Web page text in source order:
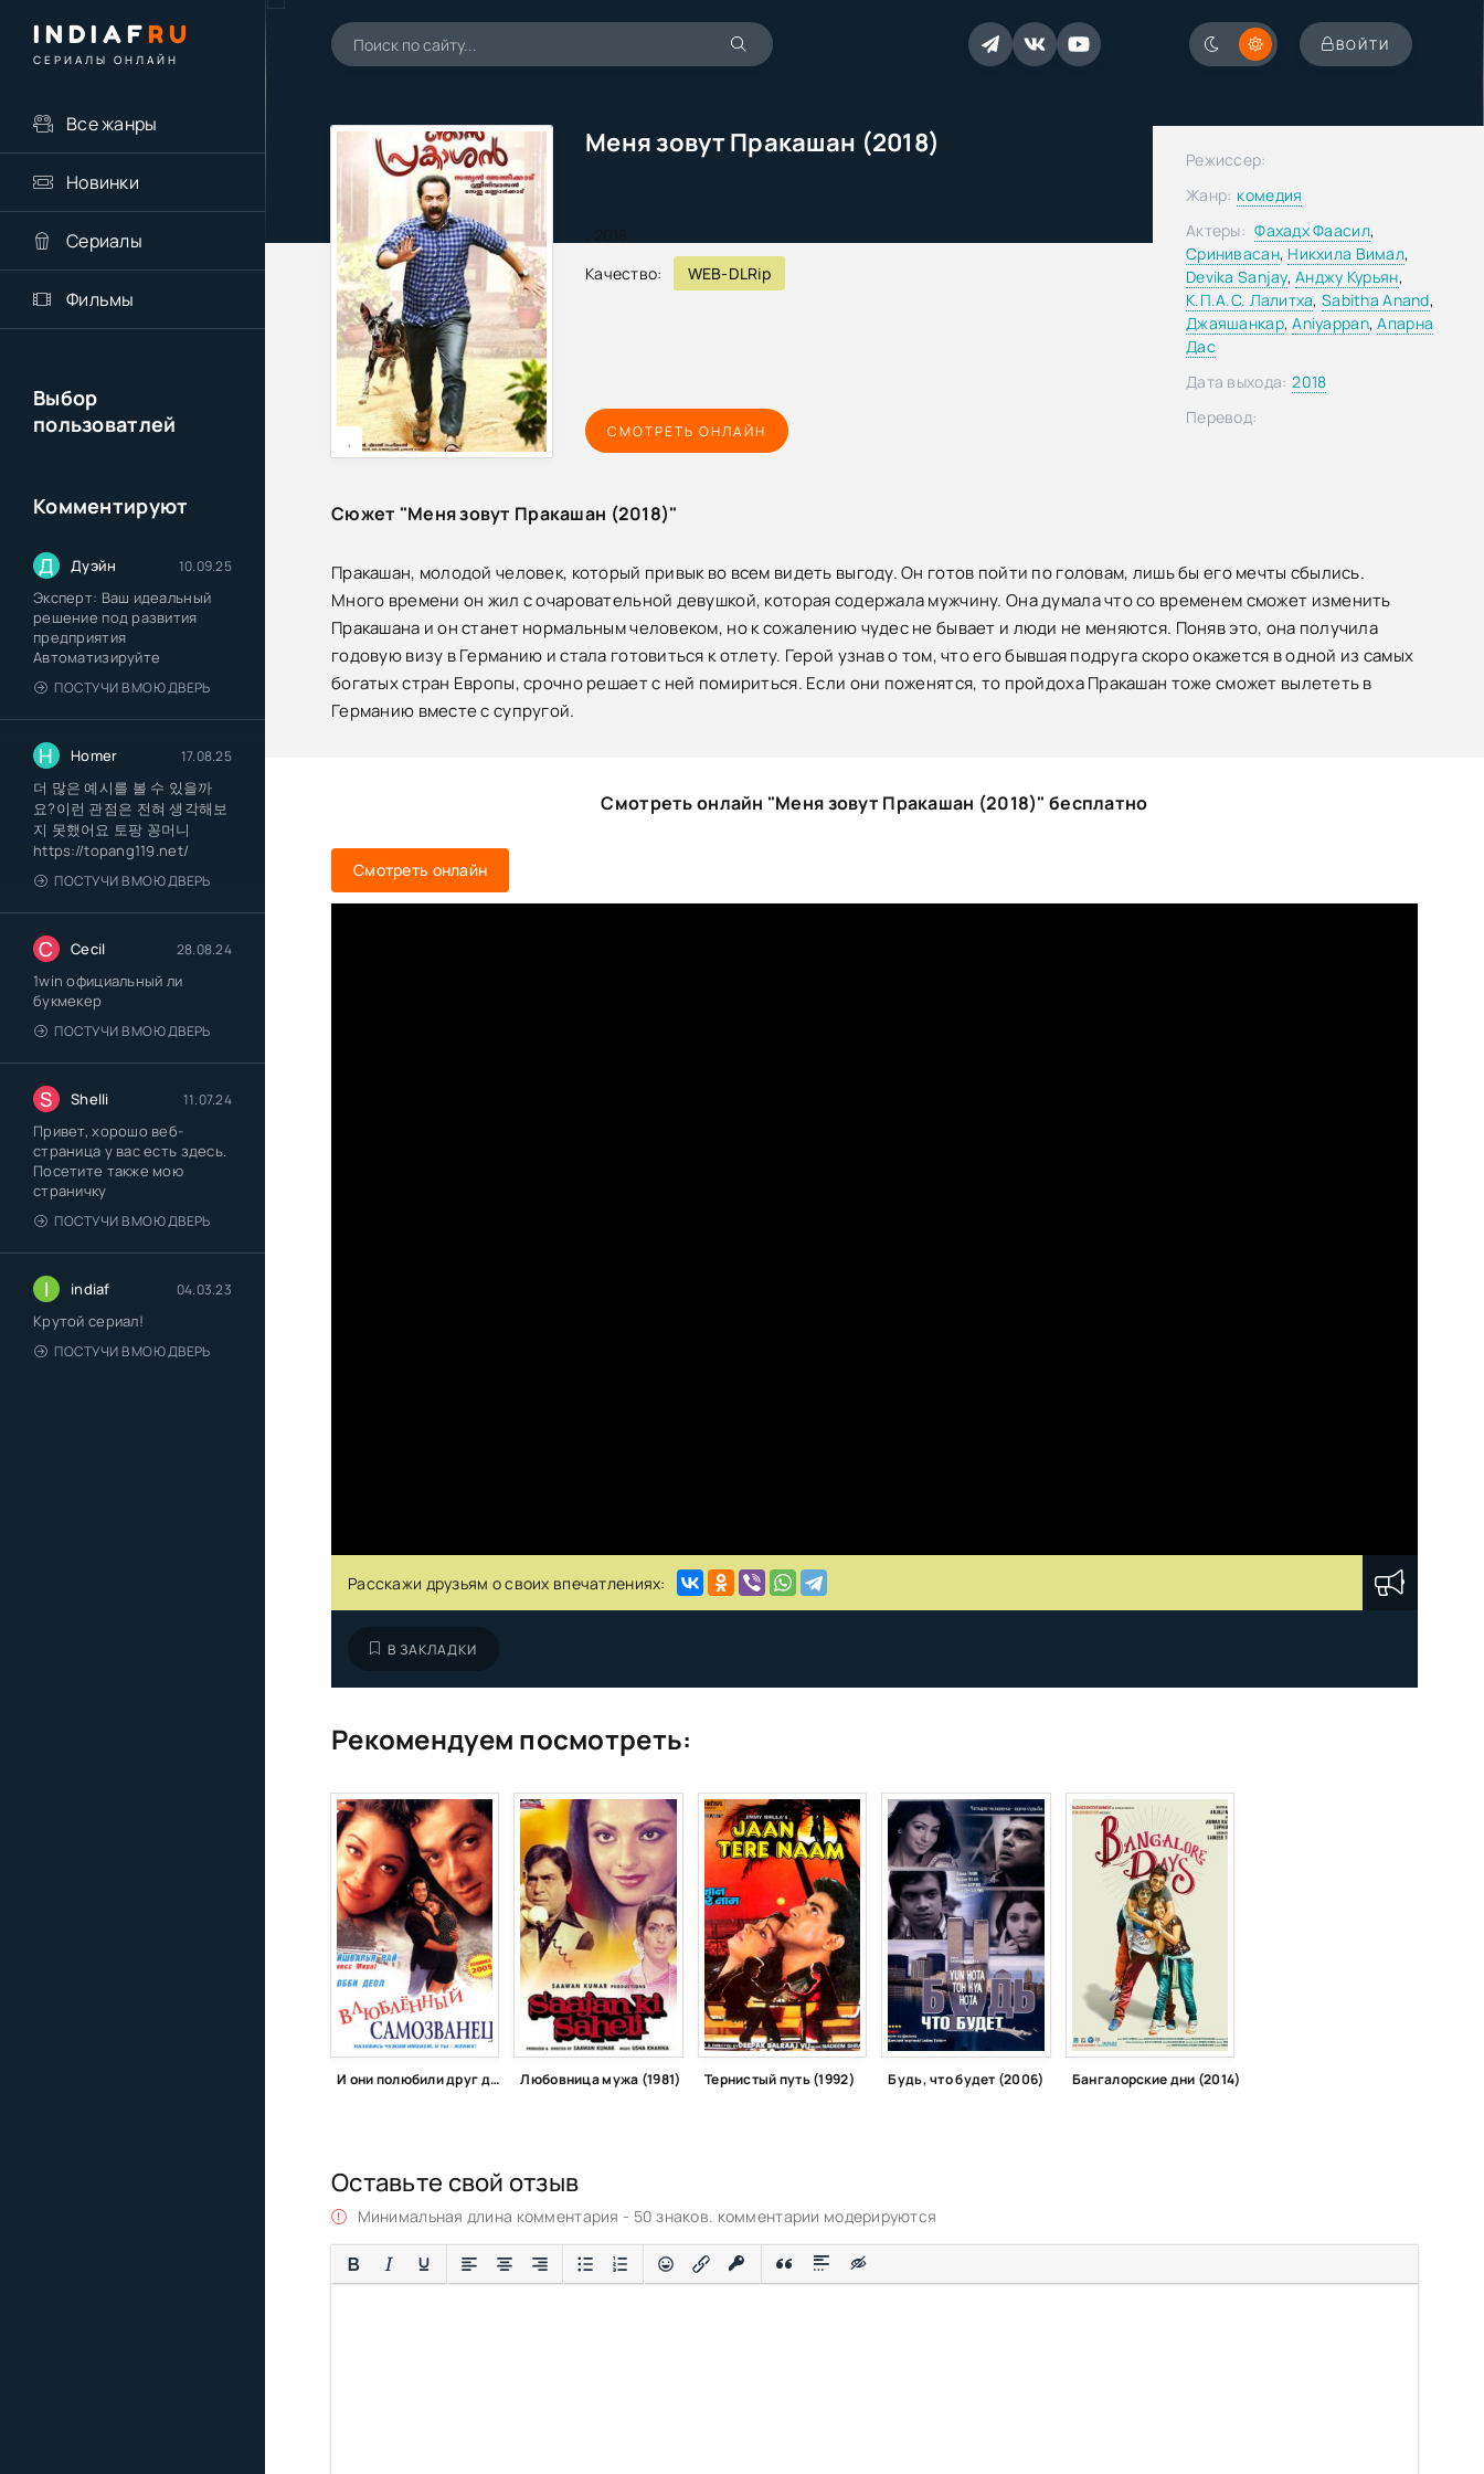
INDIAFRU
СЕРИАЛЫ ОНЛАЙН
ВОЙТИ
Все жанры
Новинки
Сериалы
Фильмы
Выбор
пользоватлей
Комментируют
Д Дуэйн 10.09.25
Эксперт: Ваш идеальный
решение под развития
предприятия
Автоматизируйте
ПОСТУЧИ В МОЮ ДВЕРЬ
H Homer 17.08.25
더 많은 예시를 볼 수 있을까
요?이런 관점은 전혀 생각해보
지 못했어요 토팡 꽁머니
https://topang119.net/
ПОСТУЧИ В МОЮ ДВЕРЬ
C Cecil 28.08.24
1win официальный ли
букмекер
ПОСТУЧИ В МОЮ ДВЕРЬ
S Shelli 11.07.24
Привет, хорошо веб-
страница у вас есть здесь.
Посетите также мою
страничку
ПОСТУЧИ В МОЮ ДВЕРЬ
I indiaf 04.03.23
Крутой сериал!
ПОСТУЧИ В МОЮ ДВЕРЬ
Меня зовут Пракашан (2018)
2018
Качество:
WEB-DLRip
,
СМОТРЕТЬ ОНЛАЙН
Режиссер:
Жанр: комедия
Актеры: Фахадх Фаасил,
Сринивасан, Никхила Вимал,
Devika Sanjay,Анджу Курьян,
К.П.А.С. Лалитха,Sabitha Anand,
Джаяшанкар,Aniyappan,Апарна
Дас
Дата выхода: 2018
Перевод:
Сюжет "Меня зовут Пракашан (2018)"
Пракашан, молодой человек, который привык во всем видеть выгоду. Он готов пойти по головам, лишь бы его мечты сбылись.
Много времени он жил с очаровательной девушкой, которая содержала мужчину. Она думала что со временем сможет изменить
Пракашана и он станет нормальным человеком, но к сожалению чудес не бывает и люди не меняются. Поняв это, она получила
годовую визу в Германию и стала готовиться к отлету. Герой узнав о том, что его бывшая подруга скоро окажется в одной из самых
богатых стран Европы, срочно решает с ней помириться. Если они поженятся, то пройдоха Пракашан тоже сможет вылететь в
Германию вместе с супругой.
Смотреть онлайн "Меня зовут Пракашан (2018)" бесплатно
Смотреть онлайн
Расскажи друзьям о своих впечатлениях:
В ЗАКЛАДКИ
Рекомендуем посмотреть:
И они полюбили друг друга (1997) Любовница мужа (1981) Тернистый путь (1992) Будь, что будет (2006) Бангалорские дни (2014)
Оставьте свой отзыв
Минимальная длина комментария - 50 знаков. комментарии модерируются